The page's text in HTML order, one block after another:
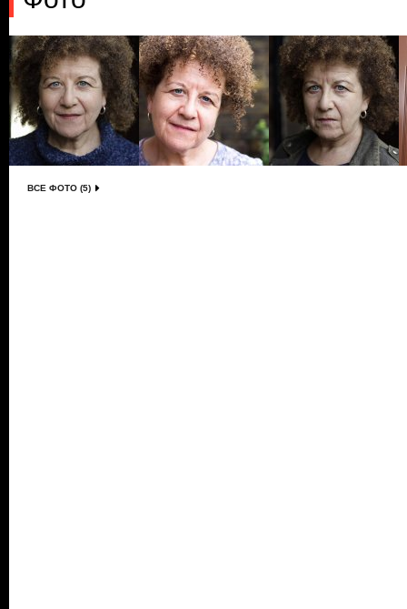
ВСЕ ФОТО (5)